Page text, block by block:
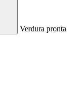
Verdura pronta